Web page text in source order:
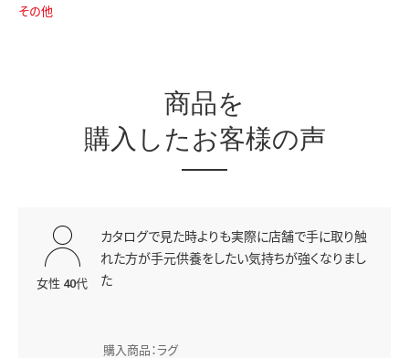
その他
商品を
購入したお客様の声
女性 40代
カタログで見た時よりも実際に店舗で手に取り触
れた方が手元供養をしたい気持ちが強くなりまし
た
購入商品：ラグ